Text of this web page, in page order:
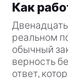
Как
реальном
обычный
верность
ответ,